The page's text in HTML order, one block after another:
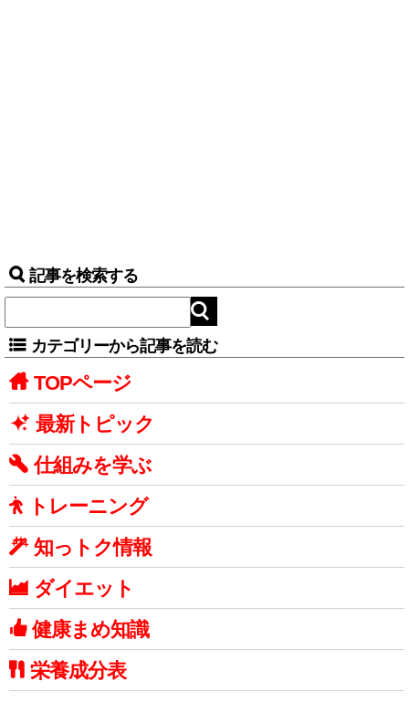
記事を検索する
カテゴリーから記事を読む
TOPページ
最新トピック
仕組みを学ぶ
トレーニング
知っトク情報
ダイエット
健康まめ知識
栄養成分表